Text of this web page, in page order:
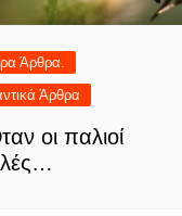
Άρθρα.
Άρθρα
οι παλιοί